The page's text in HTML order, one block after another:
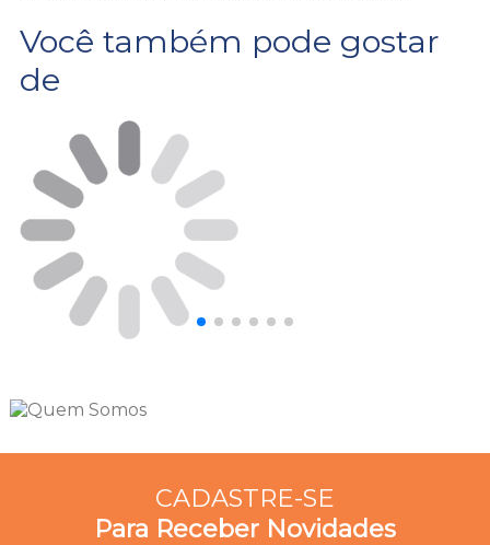
Você também pode gostar
de
CADASTRE-SE
Para Receber Novidades